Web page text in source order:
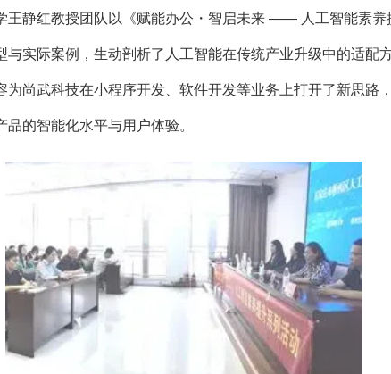
静红教授团队以《赋能办公・智启未来 —— 人工智能素养
实际案例，生动剖析了人工智能在传统产业升级中的适配
为尚武科技在小程序开发、软件开发等业务上打开了新思路
的智能化水平与用户体验。